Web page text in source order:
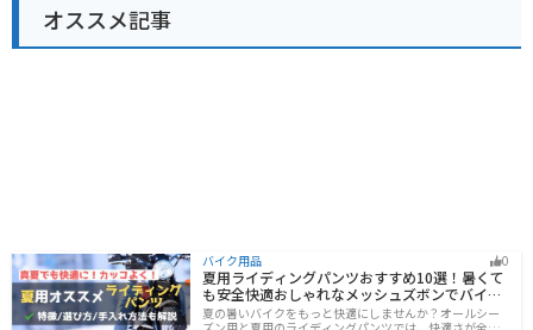
オススメ記事
バイク用品 0
夏用ライディングパンツおすすめ10選！暑くて
も安全快適おしゃれなメッシュズボンでバイク
に乗ろう
夏の暑いバイクをもっと快適にしませんか？オールシー